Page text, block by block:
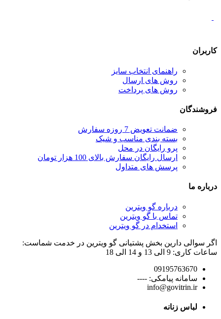
کاربران
راهنمای انتخاب سایز
روش های ارسال
روش های پرداخت
فروشندگان
ضمانت تعویض 7 روزه سفارش
بسته بندی مناسب و شیک
پرو رایگان در محل
ارسال رایگان سفارش بالای 100 هزار تومان
پرسش های متداول
درباره ما
درباره گو ویترین
تماس با گو ویترین
استخدام در گو ویترین
اگر سوالی دارین بخش پشتیانی گو ویترین در خدمت شماست:
ساعات کاری: 9 الی 13 و 14 الی 18
09195763670
سامانه پیامکی: ----
info@govitrin.ir
لباس زنانه